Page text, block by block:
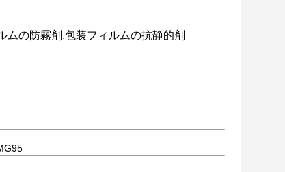
ムの防霧剤,包装フィルムの抗静的剤